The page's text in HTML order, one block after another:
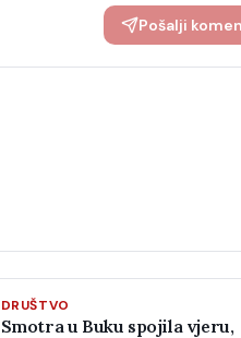
Pošalji
DRUŠTVO
Smotra u Buku spojila vjeru,